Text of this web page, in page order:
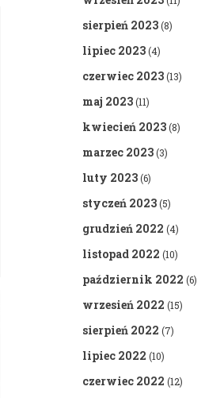
sierpień 2023(8)
lipiec 2023(4)
czerwiec 2023(13)
maj 2023(11)
kwiecień 2023(8)
marzec 2023(3)
luty 2023(6)
styczeń 2023(5)
grudzień 2022 (4)
listopad 2022 (10)
październik 2022 (6)
wrzesień 2022 (15)
sierpień 2022 (7)
lipiec 2022 (10)
czerwiec 2022 (12)